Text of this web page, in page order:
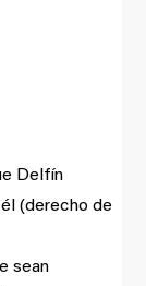
Delfín
(derecho de
sean